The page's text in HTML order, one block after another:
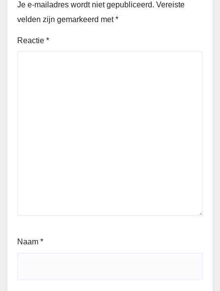
Je e-mailadres wordt niet gepubliceerd. Vereiste
velden zijn gemarkeerd met*
Reactie *
Naam *